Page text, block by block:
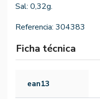
Sal: 0,32g.
Referencia: 304383
Ficha técnica
ean13